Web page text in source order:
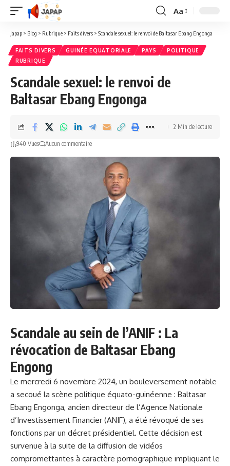
Redimensionner
la
Aa
Japap > Blog > Rubrique > Faits divers > Scandale sexuel: le renvoi de Baltasar Ebang Engonga
FAITS DIVERS GUINÉE EQUATORIALE PAYS
POLITIQUE
RUBRIQUE
Scandale sexuel: le renvoi de
Baltasar Ebang Engonga
940 Vues Aucun commentaire
2 Min de lecture
Scandale au sein de l’ANIF : La
révocation de Baltasar Ebang
Engong
Le mercredi 6 novembre 2024, un bouleversement notable
a secoué la scène politique équato-guinéenne : Baltasar
Ebang Engonga, ancien directeur de l’Agence Nationale
d’Investissement Financier (ANIF), a été révoqué de ses
fonctions par un décret présidentiel. Cette décision est
survenue à la suite de la diffusion de vidéos
compromettantes à caractère pornographique impliquant le